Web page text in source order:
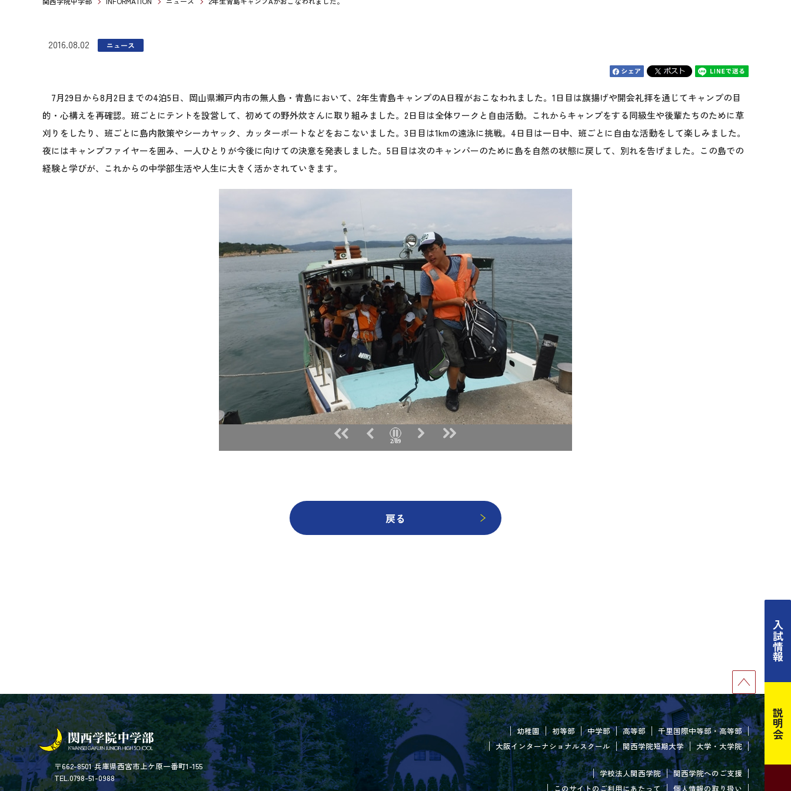
入試情報
説明会
2016.08.02 ニュース
7月29日から8月2日までの4泊5日、岡山県瀬戸内市の無人島・青島において、2年生青島キャンプのA日程がおこなわれました。1日目は旗揚げや開会礼拝を通じてキャンプの目
的・心構えを再確認。班ごとにテントを設営して、初めての野外炊さんに取り組みました。2日目は全体ワークと自由活動。これからキャンプをする同級生や後輩たちのために草
刈りをしたり、班ごとに島内散策やシーカヤック、カッターボートなどをおこないました。3日目は1kmの遠泳に挑戦。4日目は一日中、班ごとに自由な活動をして楽しみました。
夜にはキャンプファイヤーを囲み、一人ひとりが今後に向けての決意を発表しました。5日目は次のキャンパーのために島を自然の状態に戻して、別れを告げました。この島での
経験と学びが、これからの中学部生活や人生に大きく活かされていきます。
2/89
戻る
〒662-8501 兵庫県西宮市上ケ原一番町1-155
TEL.0798-51-0988
幼稚園 初等部 中学部 高等部
千里国際中等部・高等部
大阪インターナショナルスクール
関西学院短期大学 大学・大学院
学校法人関西学院
関西学院へのご支援
このサイトのご利用にあたって
個人情報の取り扱い